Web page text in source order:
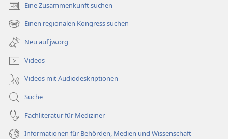
Eine Zusammenkunft suchen
(öffnet
neues
Fenster)
Einen regionalen Kongress suchen
(öffnet
neues
Fenster)
Neu auf jw.org
Videos
Videos mit Audiodeskriptionen
Suche
Fachliteratur für Mediziner
Informationen für Behörden, Medien und Wissenschaft